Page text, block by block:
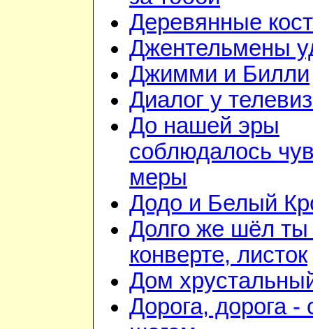
Деревянные
Джентельмены
Джимми и Билли
Диалог у
До нашей эры
соблюдалось
меры
Додо и Белый
Долго же шёл ты
конверте, листок
Дом
Дорога, дорога -